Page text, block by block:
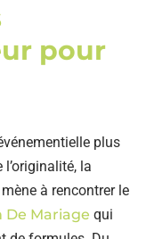
pour
plus
la
à rencontrer le
De Mariage qui